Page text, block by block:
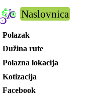
Naslovnica
Polazak
Dužina rute
Polazna lokacija
Kotizacija
Facebook